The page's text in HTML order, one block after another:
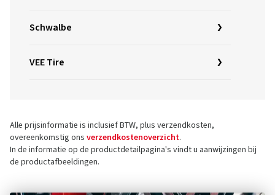
Schwalbe
VEE Tire
Alle prijsinformatie is inclusief BTW, plus verzendkosten,
overeenkomstig ons verzendkostenoverzicht.
In de informatie op de productdetailpagina's vindt u aanwijzingen bij
de productafbeeldingen.